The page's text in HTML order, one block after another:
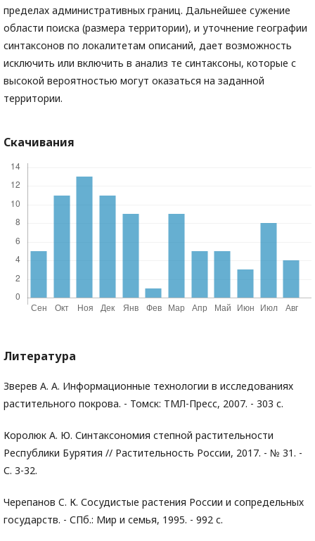
пределах административных границ. Дальнейшее сужение
области поиска (размера территории), и уточнение географии
синтаксонов по локалитетам описаний, дает возможность
исключить или включить в анализ те синтаксоны, которые с
высокой вероятностью могут оказаться на заданной
территории.
Скачивания
Литература
Зверев А. А. Информационные технологии в исследованиях
растительного покрова. - Томск: ТМЛ-Пресс, 2007. - 303 с.
Королюк А. Ю. Синтаксономия степной растительности
Республики Бурятия // Растительность России, 2017. - № 31. -
С. 3-32.
Черепанов C. К. Сосудистые растения России и сопредельных
государств. - СПб.: Мир и семья, 1995. - 992 с.